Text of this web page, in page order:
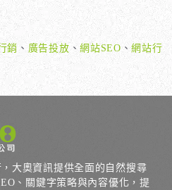
銷 、 廣告投放 、網站SEO 、網站行
大奧資訊提供全面的自然搜尋
、關鍵字策略與內容優化，提